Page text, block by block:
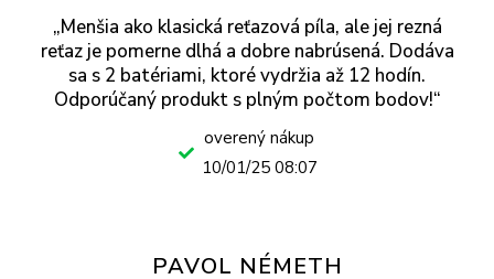
„Menšia ako klasická reťazová píla, ale jej rezná
reťaz je pomerne dlhá a dobre nabrúsená. Dodáva
sa s 2 batériami, ktoré vydržia až 12 hodín.
Odporúčaný produkt s plným počtom bodov!“
overený nákup
10/01/25 08:07
PAVOL NÉMETH